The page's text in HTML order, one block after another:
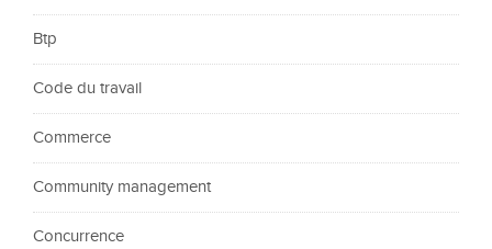
Btp
Code du travail
Commerce
Community management
Concurrence